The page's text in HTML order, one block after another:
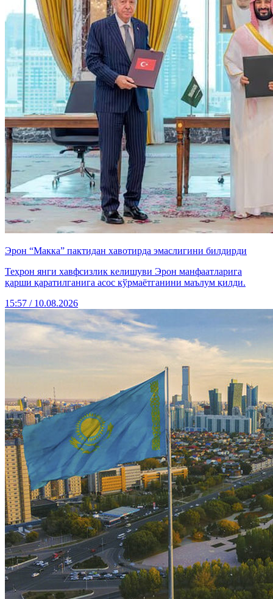
Эрон “Макка” пактидан хавотирда эмаслигини билдирди
Теҳрон янги хавфсизлик келишуви Эрон манфаатларига
қарши қаратилганига асос кўрмаётганини маълум қилди.
15:57 / 10.08.2026